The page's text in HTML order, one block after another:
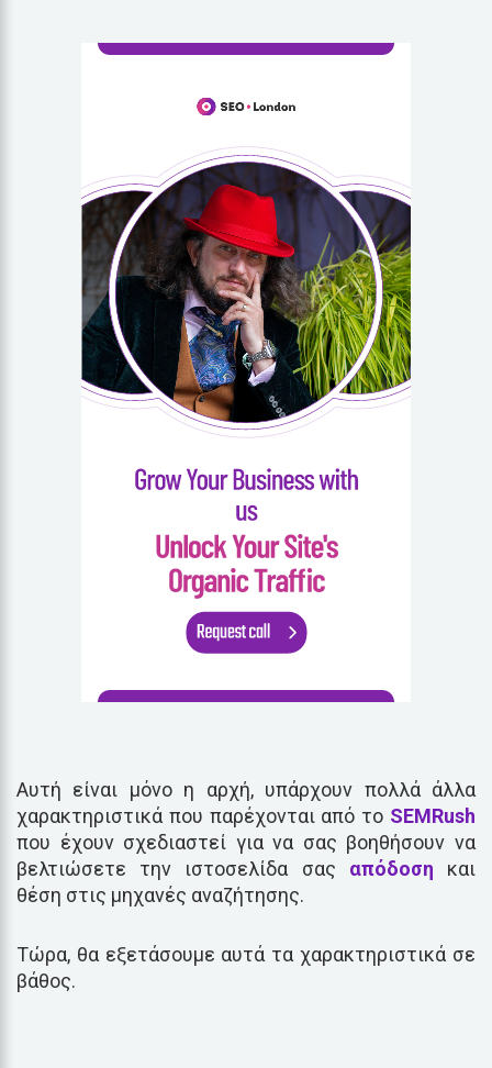
Αυτή είναι μόνο η αρχή, υπάρχουν πολλά άλλα
χαρακτηριστικά που παρέχονται από το SEMRush
που έχουν σχεδιαστεί για να σας βοηθήσουν να
βελτιώσετε την ιστοσελίδα σας απόδοση και
θέση στις μηχανές αναζήτησης.
Τώρα, θα εξετάσουμε αυτά τα χαρακτηριστικά σε
βάθος.